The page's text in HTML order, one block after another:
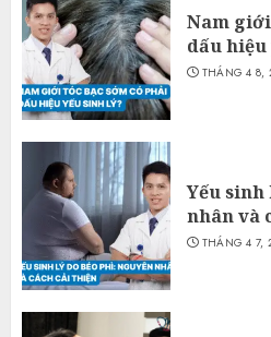
Nam
dấu hiệu
THÁNG 4 8,
Yếu sinh
nhân và
THÁNG 4 7,